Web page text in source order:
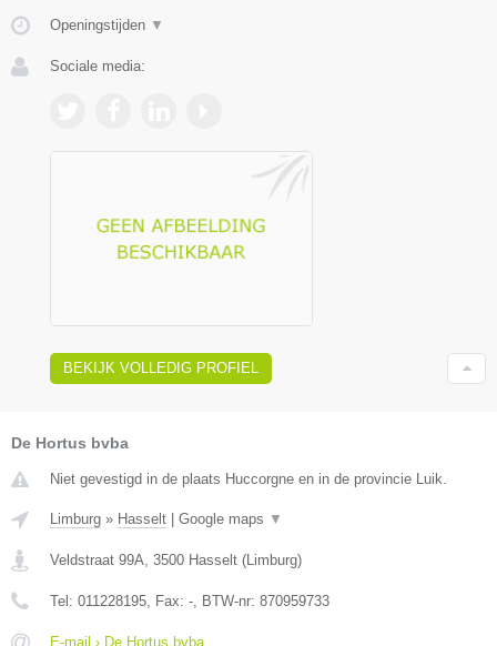
Openingstijden ▼
Sociale media:
BEKIJK VOLLEDIG PROFIEL
De Hortus bvba
Niet gevestigd in de plaats Huccorgne en in de provincie Luik.
Limburg » Hasselt Google maps ▼
Veldstraat 99A, 3500 Hasselt (Limburg)
Tel: 011228195, Fax: -, BTW-nr: 870959733
E-mail › De Hortus bvba